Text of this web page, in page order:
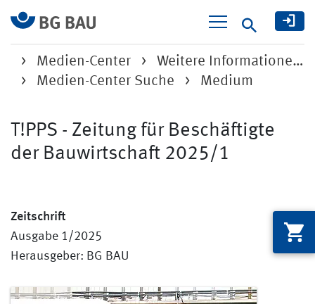
Suche
Medien-Center
Weitere Informatione…
Medien-Center Suche
Medium
T!PPS - Zeitung für Beschäftigte
der Bauwirtschaft 2025/1
Zeitschrift
Ausgabe 1/2025
Herausgeber: BG BAU